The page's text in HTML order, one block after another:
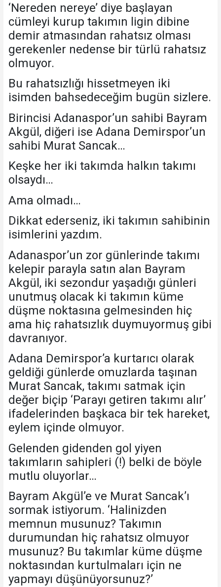
‘Nereden nereye’ diye başlayan
cümleyi kurup takımın ligin dibine
demir atmasından rahatsız olması
gerekenler nedense bir türlü rahatsız
olmuyor.
Bu rahatsızlığı hissetmeyen iki
isimden bahsedeceğim bugün sizlere.
Birincisi Adanaspor’un sahibi Bayram
Akgül, diğeri ise Adana Demirspor’un
sahibi Murat Sancak…
Keşke her iki takımda halkın takımı
olsaydı…
Ama olmadı…
Dikkat ederseniz, iki takımın sahibinin
isimlerini yazdım.
Adanaspor’un zor günlerinde takımı
kelepir parayla satın alan Bayram
Akgül, iki sezondur yaşadığı günleri
unutmuş olacak ki takımın küme
düşme noktasına gelmesinden hiç
ama hiç rahatsızlık duymuyormuş gibi
davranıyor.
Adana Demirspor’a kurtarıcı olarak
geldiği günlerde omuzlarda taşınan
Murat Sancak, takımı satmak için
değer biçip ‘Parayı getiren takımı alır’
ifadelerinden başkaca bir tek hareket,
eylem içinde olmuyor.
Gelenden gidenden gol yiyen
takımların sahipleri (!) belki de böyle
mutlu oluyorlar…
Bayram Akgül’e ve Murat Sancak’ı
sormak istiyorum. ‘Halinizden
memnun musunuz? Takımın
durumundan hiç rahatsız olmuyor
musunuz? Bu takımlar küme düşme
noktasından kurtulmaları için ne
yapmayı düşünüyorsunuz?’